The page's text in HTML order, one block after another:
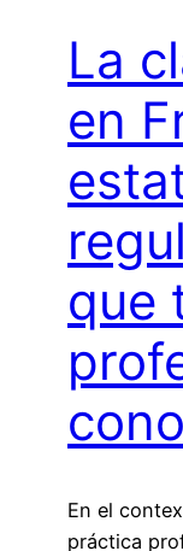
La
en
que
En el
práctica